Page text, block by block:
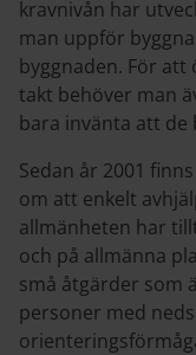
kravnivån har
man uppför
byggnaden. För att
takt behöver man
bara invänta att de
Sedan år 2001
om att enkelt
allmänheten har
och på allmänna
små åtgärder som
personer med